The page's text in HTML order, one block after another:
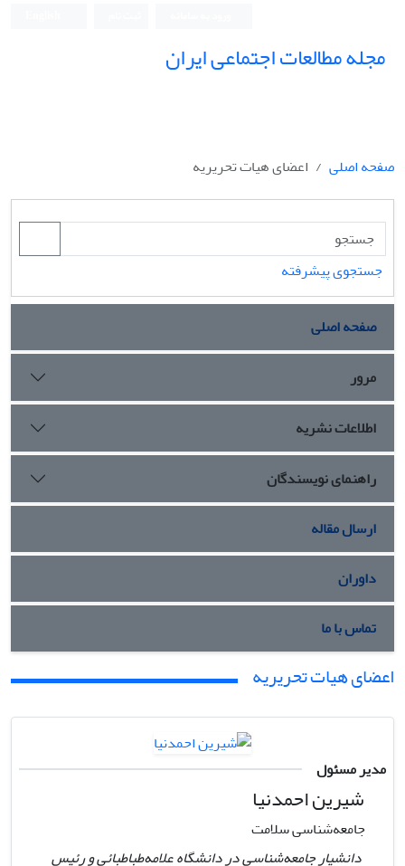
مجله مطالعات اجتماعی ایران
صفحه اصلی اعضای هیات تحریریه
جستجوی پیشرفته
صفحه اصلی
مرور
اطلاعات نشریه
راهنمای نویسندگان
ارسال مقاله
داوران
تماس با ما
اعضای هیات تحریریه
مدیر مسئول
شیرین احمدنیا
جامعه‌شناسی سلامت
دانشیار جامعه‌شناسی در دانشگاه علامه‌طباطبائی و رئیس